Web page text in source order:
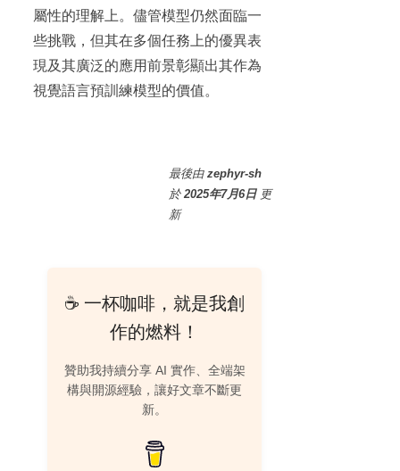
屬性的理解上。儘管模型仍然面臨一
些挑戰，但其在多個任務上的優異表
現及其廣泛的應用前景彰顯出其作為
視覺語言預訓練模型的價值。
最後由zephyr-sh
於2025年7月6日 更
新
☕ 一杯咖啡，就是我創
作的燃料！
贊助我持續分享 AI 實作、全端架
構與開源經驗，讓好文章不斷更
新。